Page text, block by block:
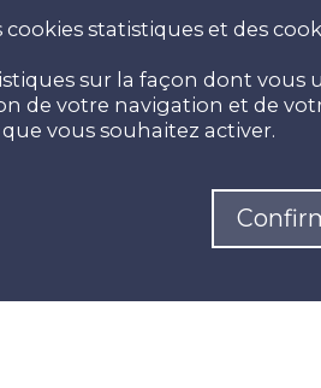
statistiques et des
sur la façon dont vous
de votre navigation et de
vous souhaitez activer.